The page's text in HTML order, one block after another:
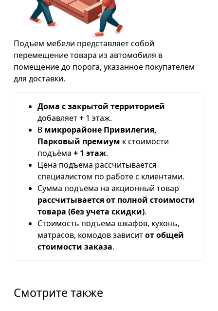
Подъем мебели представляет собой
перемещение товара из автомобиля в
помещение до порога, указанное покупателем
для доставки.
Дома с закрытой территорией
добавляет + 1 этаж.
В микрорайоне Привилегия,
Парковый премиум к стоимости
подъёма + 1 этаж.
Цена подъема рассчитывается
специалистом по работе с клиентами.
Сумма подъема на акционный товар
рассчитывается от полной стоимости
товара (без учета скидки).
Стоимость подъема шкафов, кухонь,
матрасов, комодов зависитот общей
стоимости заказа.
Смотрите также